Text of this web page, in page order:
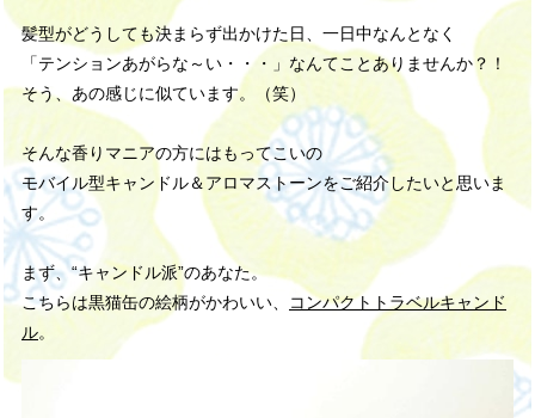
髪型がどうしても決まらず出かけた日、 一日中なんとなく
「テンションあがらな～い・・・」なんてことありませんか？！
そう、あの感じに似ています。（笑）
そんな香りマニアの方にはもってこいの
モバイル型キャンドル＆アロマストーンをご紹介したいと思いま
す。
まず、“キャンドル派”のあなた。
こちらは黒猫缶の絵柄がかわいい、
コンパクトトラベルキャンド
ル。